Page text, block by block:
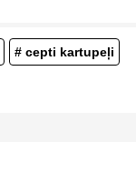
# cepti kartupeļi